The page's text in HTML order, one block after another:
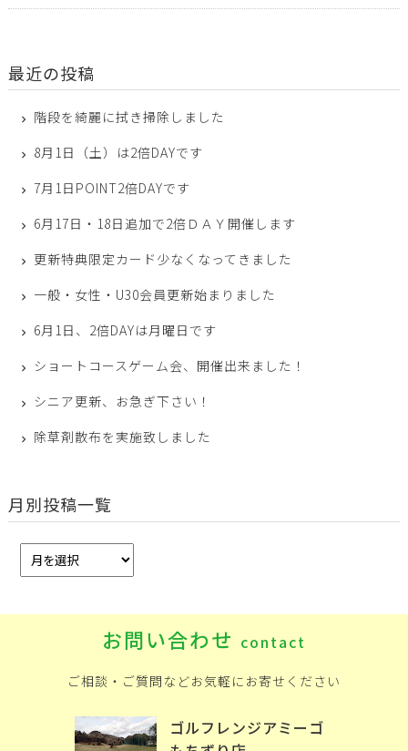
最近の投稿
階段を綺麗に拭き掃除しました
8月1日（土）は2倍DAYです
7月1日POINT2倍DAYです
6月17日・18日追加で2倍ＤＡＹ開催します
更新特典限定カード少なくなってきました
一般・女性・U30会員更新始まりました
6月1日、2倍DAYは月曜日です
ショートコースゲーム会、開催出来ました！
シニア更新、お急ぎ下さい！
除草剤散布を実施致しました
月別投稿一覧
お問い合わせ contact
ご相談・ご質問などお気軽にお寄せください
ゴルフレンジアミーゴ